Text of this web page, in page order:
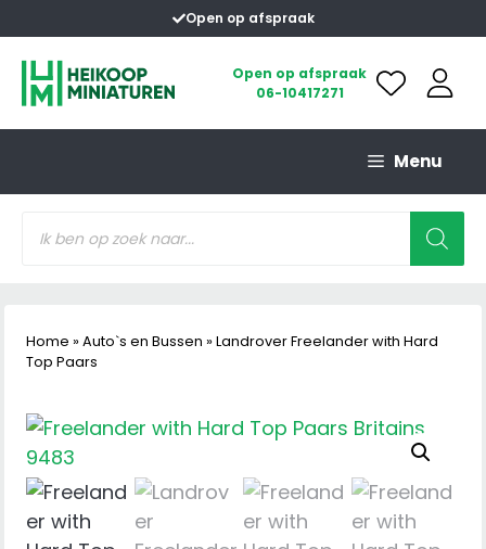
naar
inhoud
Open op afspraak
Open op afspraak
06-10417271
Menu
zoeken
Home » Auto`s en Bussen » Landrover Freelander with Hard
Top Paars